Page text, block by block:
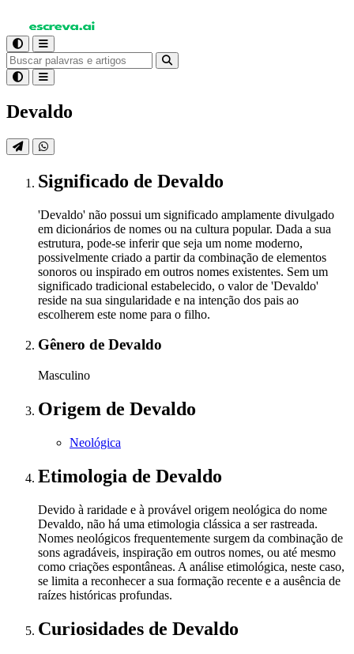
Devaldo
Significado de Devaldo
'Devaldo' não possui um significado amplamente divulgado
em dicionários de nomes ou na cultura popular. Dada a sua
estrutura, pode-se inferir que seja um nome moderno,
possivelmente criado a partir da combinação de elementos
sonoros ou inspirado em outros nomes existentes. Sem um
significado tradicional estabelecido, o valor de 'Devaldo'
reside na sua singularidade e na intenção dos pais ao
escolherem este nome para o filho.
Gênero de Devaldo
Masculino
Origem de Devaldo
Neológica
Etimologia de Devaldo
Devido à raridade e à provável origem neológica do nome
Devaldo, não há uma etimologia clássica a ser rastreada.
Nomes neológicos frequentemente surgem da combinação de
sons agradáveis, inspiração em outros nomes, ou até mesmo
como criações espontâneas. A análise etimológica, neste caso,
se limita a reconhecer a sua formação recente e a ausência de
raízes históricas profundas.
Curiosidades de Devaldo